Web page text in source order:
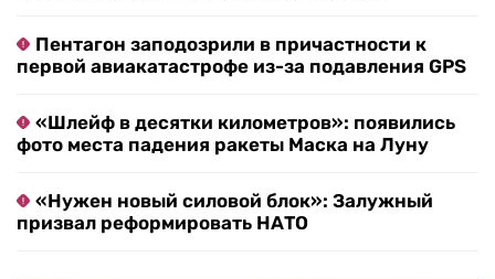
Пентагон заподозрили в причастности к
первой авиакатастрофе из-за подавления GPS
«Шлейф в десятки километров»: появились
фото места падения ракеты Маска на Луну
«Нужен новый силовой блок»: Залужный
призвал реформировать НАТО